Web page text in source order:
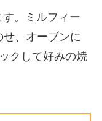
。ミルフィー
、オーブンに
クして好みの焼